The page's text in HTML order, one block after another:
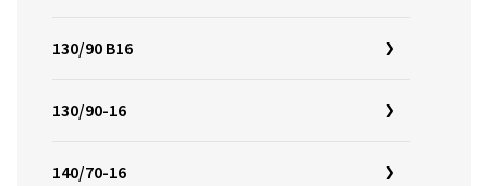
130/90 B16
130/90-16
140/70-16